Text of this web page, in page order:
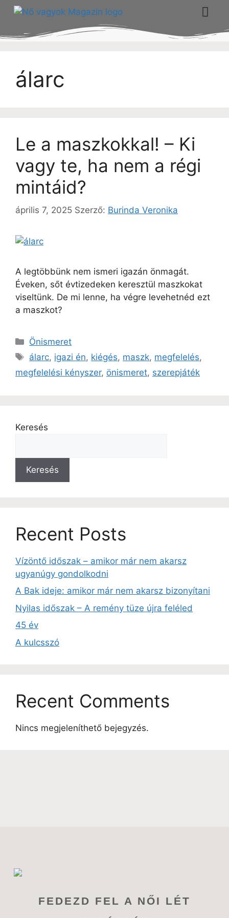
álarc
Le a maszkokkal! – Ki
vagy te, ha nem a régi
mintáid?
április 7, 2025 Szerző: Burinda Veronika
A legtöbbünk nem ismeri igazán önmagát.
Éveken, sőt évtizedeken keresztül maszkokat
viseltünk. De mi lenne, ha végre levehetnéd ezt
a maszkot?
Önismeret
álarc, igazi én, kiégés, maszk, megfelelés,
megfelelési kényszer, önismeret, szerepjáték
Keresés
Keresés
Recent Posts
Vízöntő időszak – amikor már nem akarsz
ugyanúgy gondolkodni
A Bak ideje: amikor már nem akarsz bizonyítani
Nyilas időszak – A remény tüze újra feléled
45 év
A kulcsszó
Recent Comments
Nincs megjeleníthető bejegyzés.
FEDEZD FEL A NŐI LÉT